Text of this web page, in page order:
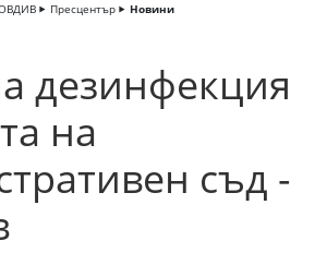
Пресцентър Новини
дезинфекция
на
съд -